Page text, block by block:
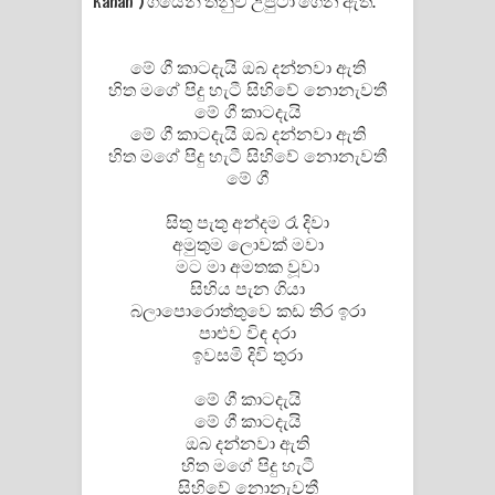
පෙම්වන්තියේ ගීතයේ පද පෙළ
Manobhawa Song Lyrics - මනෝභව
ගීතයේ පද පෙළ
Akahe Indala Song Lyrics - ආකාහේ
ඉඳලා ගීතයේ පද පෙළ
Raawaya Song Lyrics - රාවය ගීතයේ
පද පෙළ
Saddeta Denna Song Lyrics - සද්දෙට
දෙන්න ගීතයේ පද පෙළ
මේ ගී කාටදැයි ඔබ දන්නවා ඇති
හිත මගේ පිදු හැටී සිහිවේ නොනැවතී
මේ ගී කාටදැයි
මේ ගී කාටදැයි ඔබ දන්නවා ඇති
හිත මගේ පිදු හැටී සිහිවේ නොනැවතී
මේ ගී
සිතු පැතු අන්දම රෑ දිවා
අමුතුම ලොවක් මවා
මට මා අමතක වූවා
සිහිය පැන ගියා
බලාපොරොත්තුවෙ කඩ තිර ඉරා
පාළුව විඳ දරා
ඉවසමි දිවි තුරා
මේ ගී කාටදැයි
මේ ගී කාටදැයි
ඔබ දන්නවා ඇති
හිත මගේ පිදු හැටී
සිහිවේ නොනැවතී